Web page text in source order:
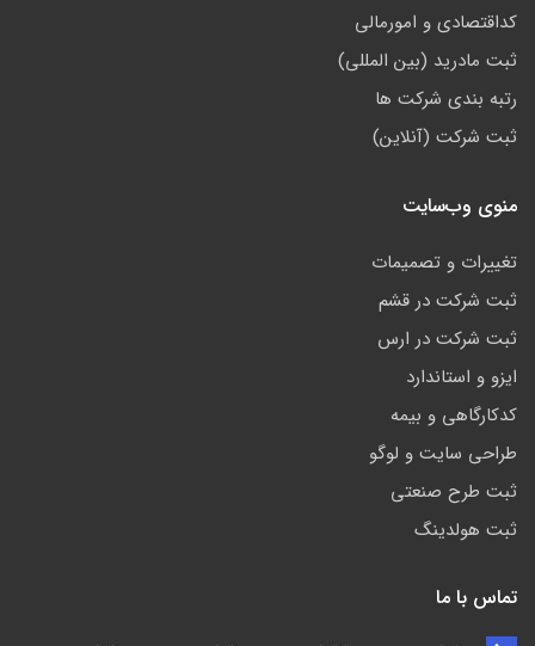
کداقتصادی و امورمالی
ثبت مادرید (بین المللی)
رتبه بندی شرکت ها
ثبت شرکت (آنلاین)
منوی وب‌سایت
تغییرات و تصمیمات
ثبت شرکت در قشم
ثبت شرکت در ارس
ایزو و استاندارد
کدکارگاهی و بیمه
طراحی سایت و لوگو
ثبت طرح صنعتی
ثبت هولدینگ
تماس با ما